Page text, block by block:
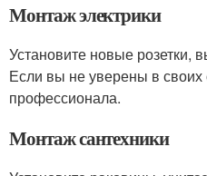
Монтаж электрики
Установите новые розетки,
Если вы не уверены в своих
профессионала.
Монтаж сантехники